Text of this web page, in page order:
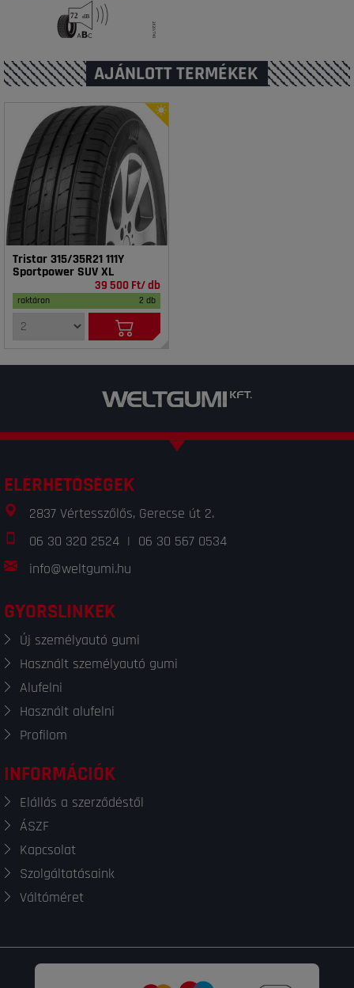
AJÁNLOTT TERMÉKEK
Tristar 315/35R21 111Y
Sportpower SUV XL
39 500 Ft/ db
raktáron 2 db
ELÉRHETŐSÉGEK
2837 Vértesszőlős, Gerecse út 2.
06 30 320 2524 | 06 30 567 0534
info@weltgumi.hu
GYORSLINKEK
Új személyautó gumi
Használt személyautó gumi
Alufelni
Használt alufelni
Profilom
INFORMÁCIÓK
Elállás a szerződéstől
ÁSZF
Kapcsolat
Szolgáltatásaink
Váltóméret